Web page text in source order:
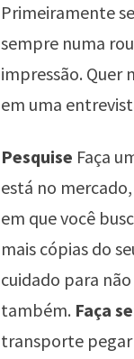
Primeiramente
sempre numa
impressão. Quer
em uma
Pesquise Faça
está no
em que você
mais cópias do
cuidado para
também. Faça
transporte